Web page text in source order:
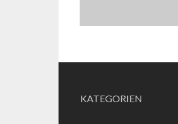
KATEGORIEN